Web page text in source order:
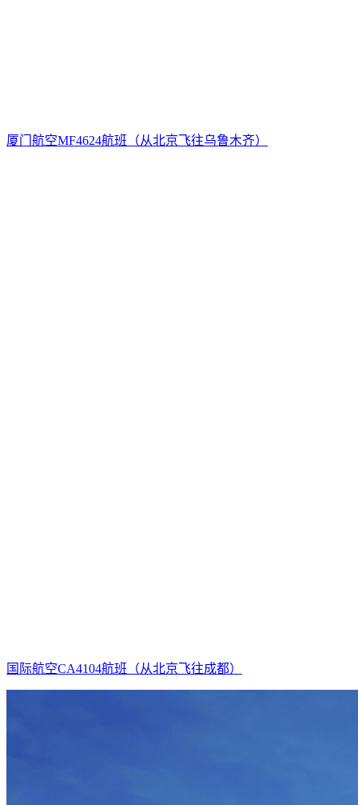
厦门航空MF4624航班（从北京飞往乌鲁木齐）
国际航空CA4104航班（从北京飞往成都）